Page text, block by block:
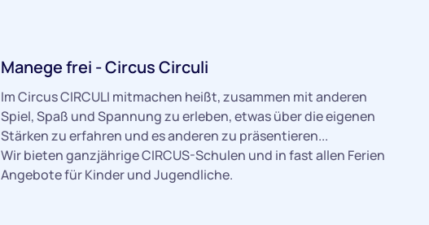
Manege frei - Circus Circuli
Im Circus CIRCULI mitmachen heißt, zusammen mit anderen
Spiel, Spaß und Spannung zu erleben, etwas über die eigenen
Stärken zu erfahren und es anderen zu präsentieren...
Wir bieten ganzjährige CIRCUS-Schulen und in fast allen Ferien
Angebote für Kinder und Jugendliche.